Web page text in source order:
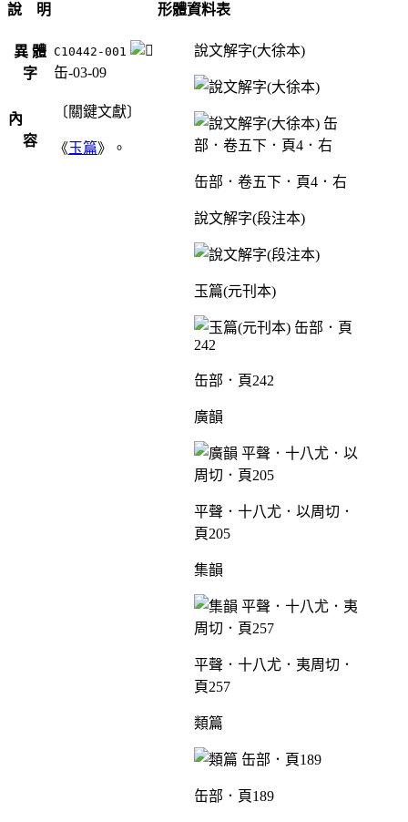
說 明
異 體
字
C10442-001
缶-03-09
內
容
〔關鍵文獻〕
《玉篇》。
形體資料表
說文解字(大徐本)
缶部．卷五下．頁4．右
說文解字(段注本)
玉篇(元刊本)
缶部．頁242
廣韻
平聲．十八尤．以周切．
頁205
集韻
平聲．十八尤．夷周切．
頁257
類篇
缶部．頁189